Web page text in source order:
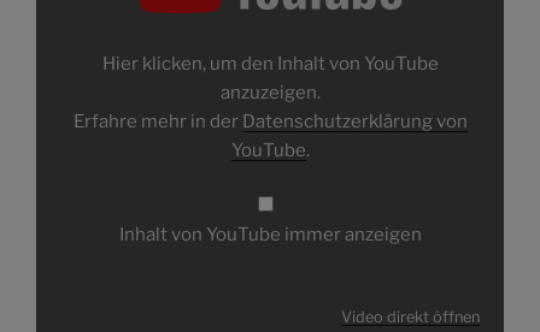
Hier klicken, um den Inhalt von YouTube
anzuzeigen.
Erfahre mehr in der Datenschutzerklärung von
YouTube.
Inhalt von YouTube immer anzeigen
Video direkt öffnen